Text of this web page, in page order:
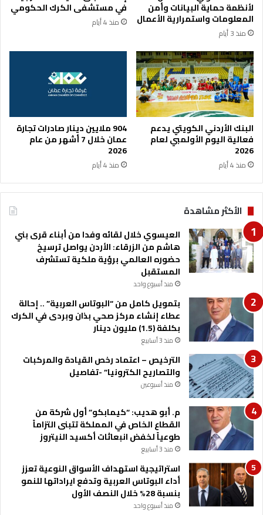
ز
ا
ل
ث
ق
ة
ب
ا
ل
ا
ق
ت
ص
د
ل
و
ط
ن
ي
ل
ع
ي
س
و
ي
ي
ع
ز
ي
آ
ل
أ
و
و
د
لأنظمة حماية البيانات وأمن
المعلومات واستمرارية الأعمال
منذ 3 أيام
في مستشفى الكرك الحكومي
منذ 4 أيام
البنك الأردني الكويتي يدعم
فعالية اليوم الأولمبي لعام
2026
منذ 4 أيام
904 ملايين دينار صادرات تجارة
عمان خلال 7 أشهر من عام
2026
منذ 4 أيام
الأكثر مشاهدة
العيسوي خلال لقائه وفدا من أبناء قرى بني
هاشم من الزرقاء: الأردن يواصل ترسيخ
حضوره العالمي برؤية ملكية تستشرف
المستقبل
منذ أسبوع واحد
بتمويل كامل من “البوتاس العربية” .. إحالة
عطاء إنشاء مركز صحي بذان وبردى في الكرك
بكلفة (1.5) مليون دينار
منذ 3 أسابيع
الترخيص – اعتماد رخص القيادة والمركبات
والتصاريح الكترونيا” -تفاصيل
منذ أسبوعين
م. أبو هديب: “كيمابكو” أول شركة من
القطاع الخاص في المملكة تتبنى التزاماً
طوعياً لخفض انبعاثات أكسيد النيتروز
منذ 3 أسابيع
استراتيجية استهداف الأسواق النوعية تعزز
أداء البوتاس العربية وتدفع ايراداتها للنمو
بنسبة 28% خلال النصف الأول
منذ أسبوع واحد